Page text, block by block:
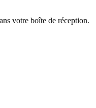
votre boîte de réception.